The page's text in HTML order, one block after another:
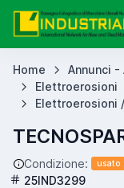
Home
Annunci
Elettroerosioni
Elettroerosioni
Condizione: usato
25IND3299